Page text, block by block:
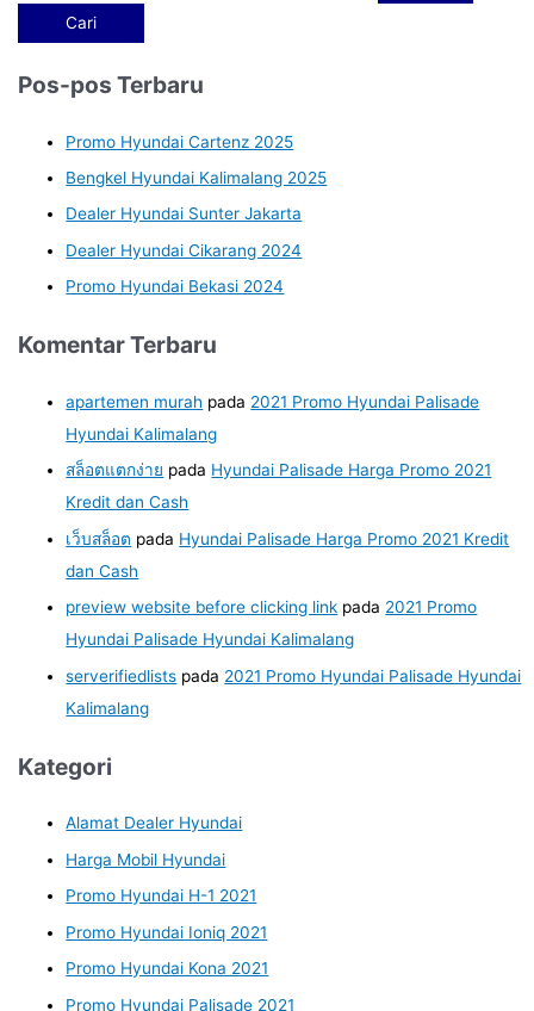
Pos-pos Terbaru
Promo Hyundai Cartenz 2025
Bengkel Hyundai Kalimalang 2025
Dealer Hyundai Sunter Jakarta
Dealer Hyundai Cikarang 2024
Promo Hyundai Bekasi 2024
Komentar Terbaru
apartemen murah pada 2021 Promo Hyundai Palisade
Hyundai Kalimalang
สล็อตแตกง่าย pada Hyundai Palisade Harga Promo 2021
Kredit dan Cash
เว็บสล็อต pada Hyundai Palisade Harga Promo 2021 Kredit
dan Cash
preview website before clicking link pada 2021 Promo
Hyundai Palisade Hyundai Kalimalang
serverifiedlists pada 2021 Promo Hyundai Palisade Hyundai
Kalimalang
Kategori
Alamat Dealer Hyundai
Harga Mobil Hyundai
Promo Hyundai H-1 2021
Promo Hyundai Ioniq 2021
Promo Hyundai Kona 2021
Promo Hyundai Palisade 2021